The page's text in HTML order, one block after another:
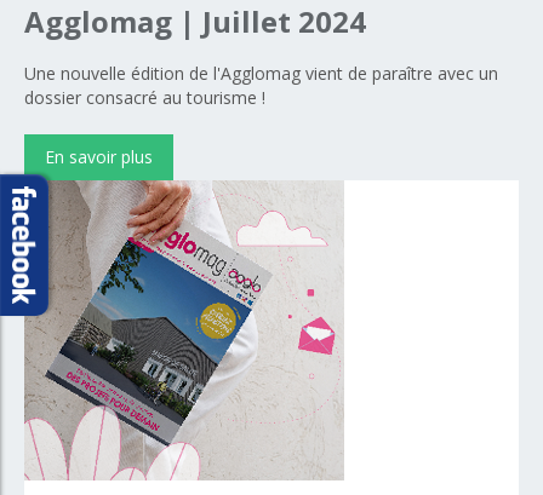
Agglomag | Juillet 2024
Une nouvelle édition de l'Agglomag vient de paraître avec un
dossier consacré au tourisme !
En savoir plus